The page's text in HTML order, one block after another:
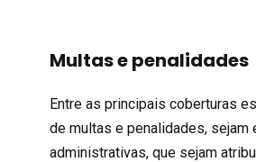
Multas e penalidades
Entre as principais coberturas
de multas e penalidades, sejam
administrativas, que sejam